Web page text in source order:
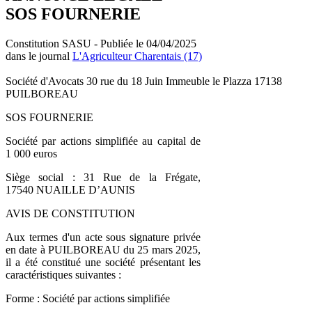
SOS FOURNERIE
Constitution SASU - Publiée le 04/04/2025
dans le journal L'Agriculteur Charentais (17)
Société d'Avocats 30 rue du 18 Juin Immeuble le Plazza 17138
PUILBOREAU
SOS FOURNERIE
Société par actions simplifiée au capital de
1 000 euros
Siège social : 31 Rue de la Frégate,
17540 NUAILLE D’AUNIS
AVIS DE CONSTITUTION
Aux termes d'un acte sous signature privée
en date à PUILBOREAU du 25 mars 2025,
il a été constitué une société présentant les
caractéristiques suivantes :
Forme : Société par actions simplifiée